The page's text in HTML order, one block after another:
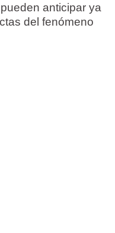
anticipar ya
del fenómeno